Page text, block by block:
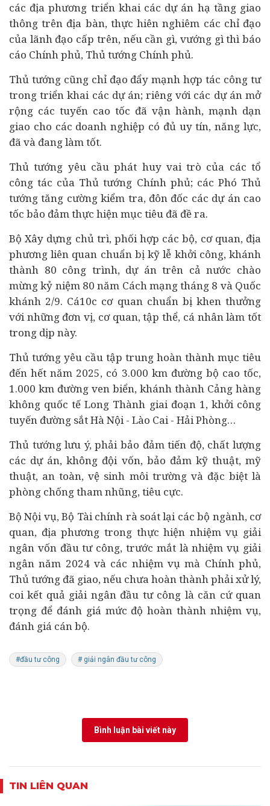
các địa phương triển khai các dự án hạ tầng giao
thông trên địa bàn, thực hiên nghiêm các chỉ đạo
của lãnh đạo cấp trên, nếu cần gì, vướng gì thì báo
cáo Chính phủ, Thủ tướng Chính phủ.
Thủ tướng cũng chỉ đạo đẩy mạnh hợp tác công tư
trong triển khai các dự án; riêng với các dự án mở
rộng các tuyến cao tốc đã vận hành, mạnh dạn
giao cho các doanh nghiệp có đủ uy tín, năng lực,
đã và đang làm tốt.
Thủ tướng yêu cầu phát huy vai trò của các tổ
công tác của Thủ tướng Chính phủ; các Phó Thủ
tướng tăng cường kiểm tra, đôn đốc các dự án cao
tốc bảo đảm thực hiện mục tiêu đã đề ra.
Bộ Xây dựng chủ trì, phối hợp các bộ, cơ quan, địa
phương liên quan chuẩn bị kỹ lễ khởi công, khánh
thành 80 công trình, dự án trên cả nước chào
mừng kỷ niệm 80 năm Cách mạng tháng 8 và Quốc
khánh 2/9. Cá10c cơ quan chuẩn bị khen thưởng
với những đơn vị, cơ quan, tập thể, cá nhân làm tốt
trong dịp này.
Thủ tướng yêu cầu tập trung hoàn thành mục tiêu
đến hết năm 2025, có 3.000 km đường bộ cao tốc,
1.000 km đường ven biển, khánh thành Cảng hàng
không quốc tế Long Thành giai đoạn 1, khởi công
tuyến đường sắt Hà Nội - Lào Cai - Hải Phòng…
Thủ tướng lưu ý, phải bảo đảm tiến độ, chất lượng
các dự án, không đội vốn, bảo đảm kỹ thuật, mỹ
thuật, an toàn, vệ sinh môi trường và đặc biệt là
phòng chống tham nhũng, tiêu cực.
Bộ Nội vụ, Bộ Tài chính rà soát lại các bộ ngành, cơ
quan, địa phương trong thực hiện nhiệm vụ giải
ngân vốn đầu tư công, trước mắt là nhiệm vụ giải
ngân năm 2024 và các nhiệm vụ mà Chính phủ,
Thủ tướng đã giao, nếu chưa hoàn thành phải xử lý,
coi kết quả giải ngân đầu tư công là căn cứ quan
trọng để đánh giá mức độ hoàn thành nhiệm vụ,
đánh giá cán bộ.
#đầu tư công # giải ngân đầu tư công
Bình luận bài viết này
TIN LIÊN QUAN